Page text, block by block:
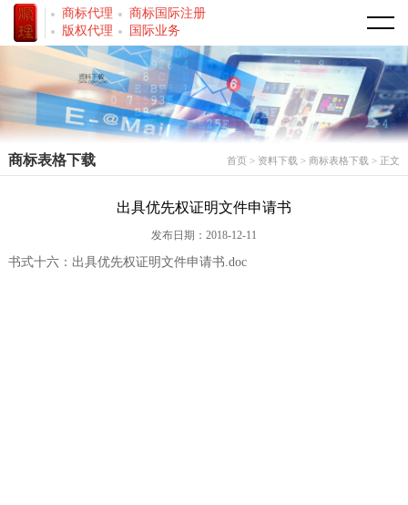
商标代理
商标国际注册
版权代理
国际业务
商标表格下载 首页 > 资料下载 >商标表格下载 > 正文
出具优先权证明文件申请书
发布日期：2018-12-11
书式十六：出具优先权证明文件申请书.doc
走进我们
公司简介
荣誉资质
专业代理人
商标事务
商标注册
商标转让
商标和服务分类
著作权事务
著作权登记
软件著作权
服务范围
商标代理
新闻中心